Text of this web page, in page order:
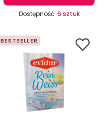
Dostępność: 6 sztuk
BESTSELLER